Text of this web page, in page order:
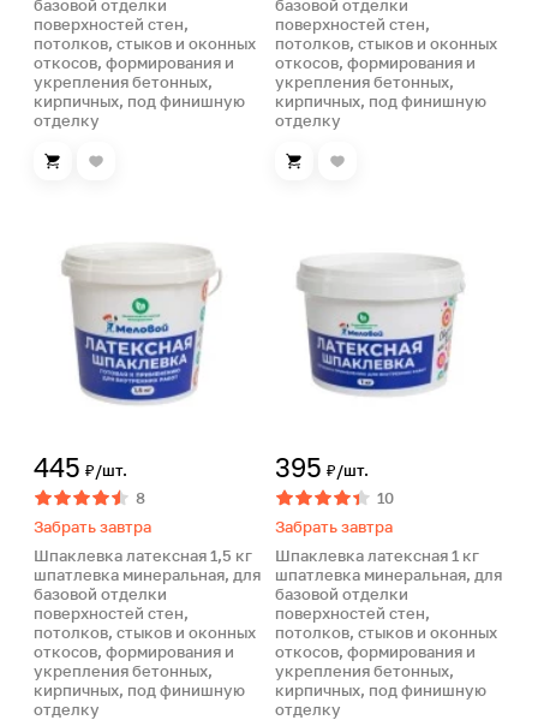
базовой отделки
поверхностей стен,
потолков, стыков и оконных
откосов, формирования и
укрепления бетонных,
кирпичных, под финишную
отделку
базовой отделки
поверхностей стен,
потолков, стыков и оконных
откосов, формирования и
укрепления бетонных,
кирпичных, под финишную
отделку
445 ₽/шт.
8
Забрать завтра
Шпаклевка латексная 1,5 кг
шпатлевка минеральная, для
базовой отделки
поверхностей стен,
потолков, стыков и оконных
откосов, формирования и
укрепления бетонных,
кирпичных, под финишную
отделку
395 ₽/шт.
10
Забрать завтра
Шпаклевка латексная 1 кг
шпатлевка минеральная, для
базовой отделки
поверхностей стен,
потолков, стыков и оконных
откосов, формирования и
укрепления бетонных,
кирпичных, под финишную
отделку